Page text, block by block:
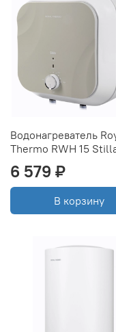
Водонагреватель
Thermo RWH 15
6 579 ₽
В корзину